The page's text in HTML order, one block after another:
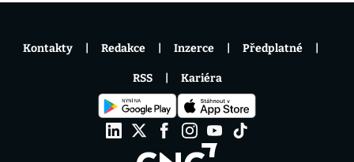
Kontakty Redakce Inzerce Předplatné
RSS Kariéra